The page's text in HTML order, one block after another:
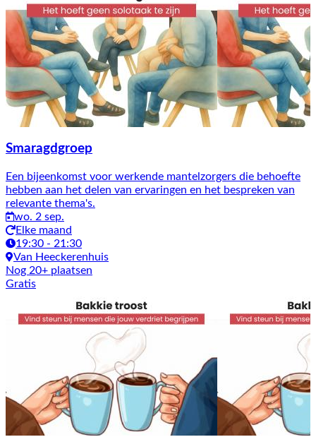
Smaragdgroep
Een bijeenkomst voor werkende mantelzorgers die behoefte
hebben aan het delen van ervaringen en het bespreken van
relevante thema's.
wo. 2 sep.
Elke maand
19:30 - 21:30
Van Heeckerenhuis
Nog 20+ plaatsen
Gratis